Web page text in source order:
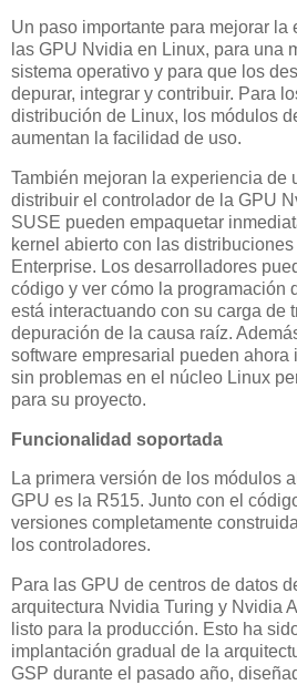
Un paso importante para mejorar la
las GPU Nvidia en Linux, para una
sistema operativo y para que los
depurar, integrar y contribuir. Para
distribución de Linux, los módulos
aumentan la facilidad de uso.
También mejoran la experiencia de
distribuir el controlador de la GPU
SUSE pueden empaquetar
kernel abierto con las
Enterprise. Los desarrolladores
código y ver cómo la programación
está interactuando con su carga de
depuración de la causa raíz.
software empresarial pueden ahora
sin problemas en el núcleo Linux
para su proyecto.
Funcionalidad soportada
La primera versión de los módulos
GPU es la R515. Junto con el
versiones completamente
los controladores.
Para las GPU de centros de datos
arquitectura Nvidia Turing y Nvidia
listo para la producción. Esto ha
implantación gradual de la
GSP durante el pasado año,